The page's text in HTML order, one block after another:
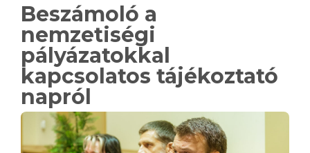
Beszámoló a
nemzetiségi
pályázatokkal
kapcsolatos tájékoztató
napról